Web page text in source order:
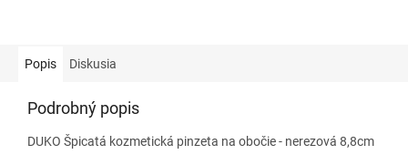
Popis Diskusia
Podrobný popis
DUKO Špicatá kozmetická pinzeta na obočie - nerezová 8,8cm